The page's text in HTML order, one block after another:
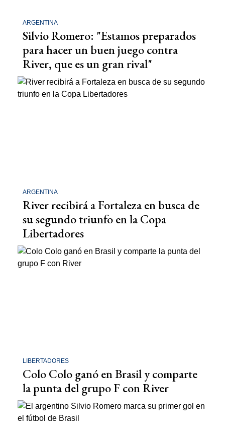
ARGENTINA
Silvio Romero: "Estamos preparados
para hacer un buen juego contra
River, que es un gran rival"
ARGENTINA
River recibirá a Fortaleza en busca de
su segundo triunfo en la Copa
Libertadores
LIBERTADORES
Colo Colo ganó en Brasil y comparte
la punta del grupo F con River